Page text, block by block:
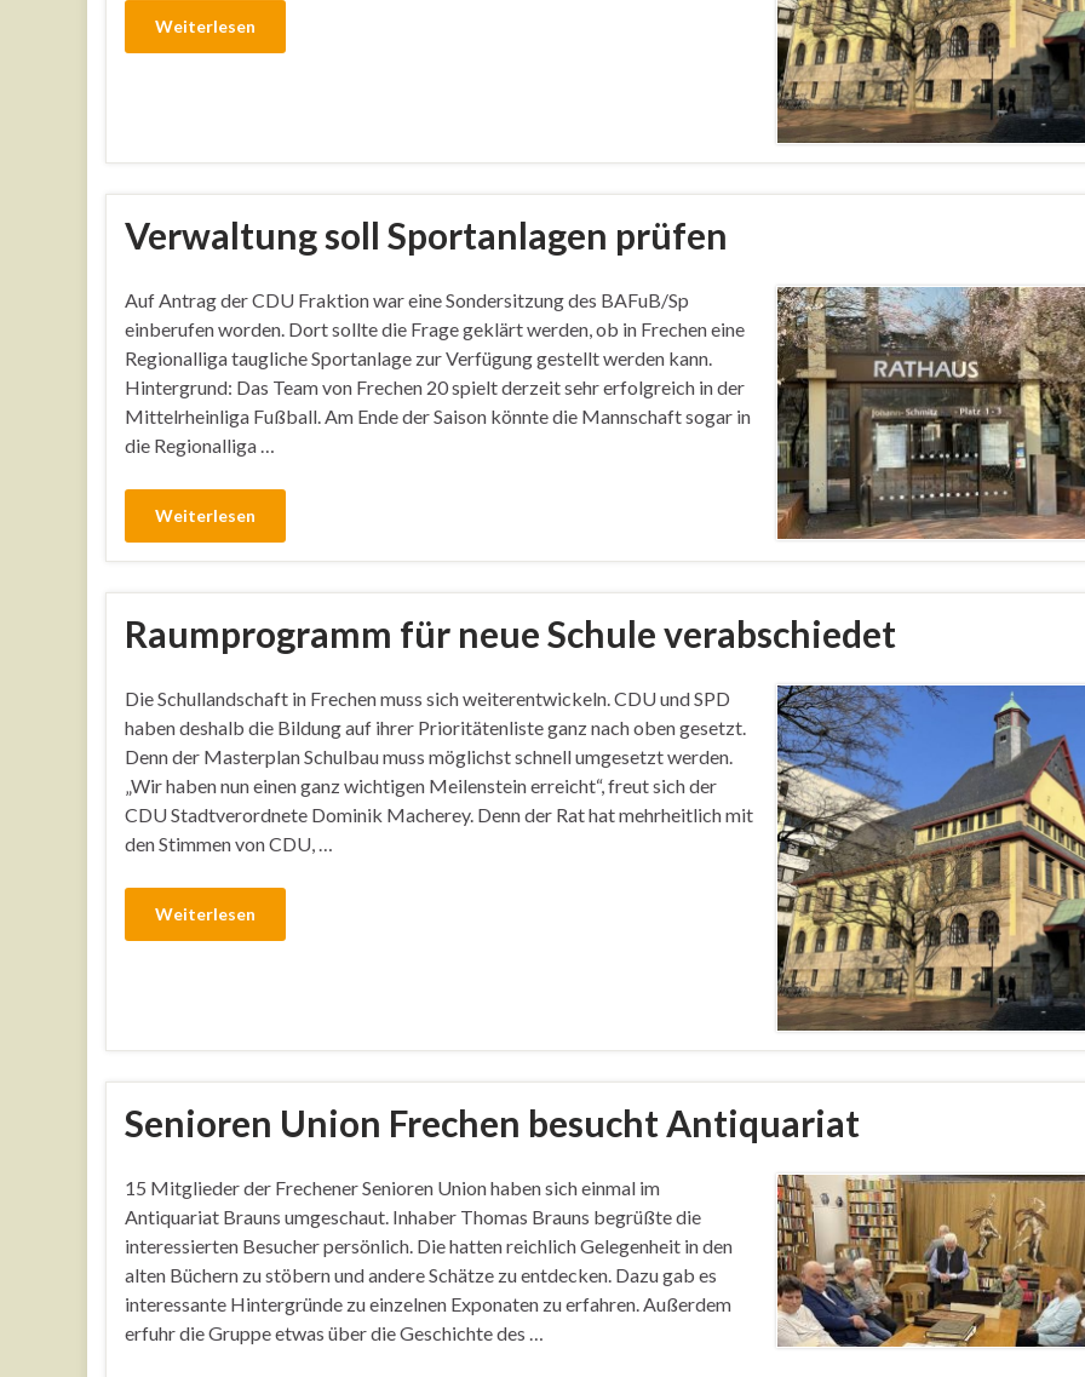
Weiterlesen
Verwaltung soll Sportanlagen prüfen
Auf Antrag der CDU Fraktion war eine Sondersitzung des BAFuB/Sp
einberufen worden. Dort sollte die Frage geklärt werden, ob in Frechen eine
Regionalliga taugliche Sportanlage zur Verfügung gestellt werden kann.
Hintergrund: Das Team von Frechen 20 spielt derzeit sehr erfolgreich in der
Mittelrheinliga Fußball. Am Ende der Saison könnte die Mannschaft sogar in
die Regionalliga …
Weiterlesen
Raumprogramm für neue Schule verabschiedet
Die Schullandschaft in Frechen muss sich weiterentwickeln. CDU und SPD
haben deshalb die Bildung auf ihrer Prioritätenliste ganz nach oben gesetzt.
Denn der Masterplan Schulbau muss möglichst schnell umgesetzt werden.
„Wir haben nun einen ganz wichtigen Meilenstein erreicht“, freut sich der
CDU Stadtverordnete Dominik Macherey. Denn der Rat hat mehrheitlich mit
den Stimmen von CDU, …
Weiterlesen
Senioren Union Frechen besucht Antiquariat
15 Mitglieder der Frechener Senioren Union haben sich einmal im
Antiquariat Brauns umgeschaut. Inhaber Thomas Brauns begrüßte die
interessierten Besucher persönlich. Die hatten reichlich Gelegenheit in den
alten Büchern zu stöbern und andere Schätze zu entdecken. Dazu gab es
interessante Hintergründe zu einzelnen Exponaten zu erfahren. Außerdem
erfuhr die Gruppe etwas über die Geschichte des …